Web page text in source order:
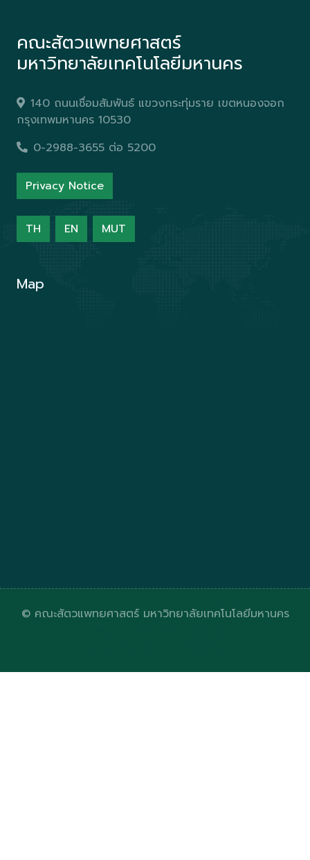
คณะสัตวแพทยศาสตร์
มหาวิทยาลัยเทคโนโลยีมหานคร
140 ถนนเชื่อมสัมพันธ์ แขวงกระทุ่มราย เขตหนองจอก
กรุงเทพมหานคร 10530
0-2988-3655 ต่อ 5200
Privacy Notice
TH EN MUT
Map
© คณะสัตวแพทยศาสตร์ มหาวิทยาลัยเทคโนโลยีมหานคร